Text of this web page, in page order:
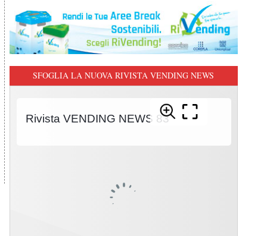
SFOGLIA LA NUOVA RIVISTA VENDING NEWS